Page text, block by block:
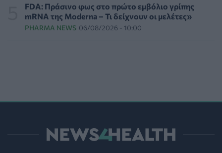
Ο ΙΣΑ συνιστά τη λήψη σχολαστικών μέτρων ατομικής
προστασίας από τον ιό του Δυτικού Νείλου
ΥΓΕΊΑ 07/08/2026 - 15:42
PET 07/08/2026 - 15:02
FDA: Πράσινο φως στο πρώτο εμβόλιο γρίπης
mRNA της Moderna – Τι δείχνουν οι μελέτες»
PHARMA NEWS 06/08/2026 - 10:00